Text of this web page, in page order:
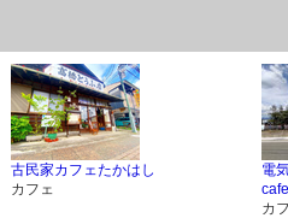
古民家カフェたかはし
カフェ
電
カ